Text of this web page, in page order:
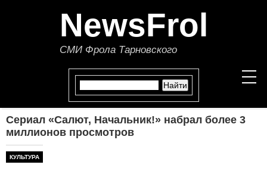
NewsFrol
СМИ Фрола Тарновского
НОВОСТИ
Сериал «Салют, Начальник!» набрал более 3
миллионов просмотров
КУЛЬТУРА